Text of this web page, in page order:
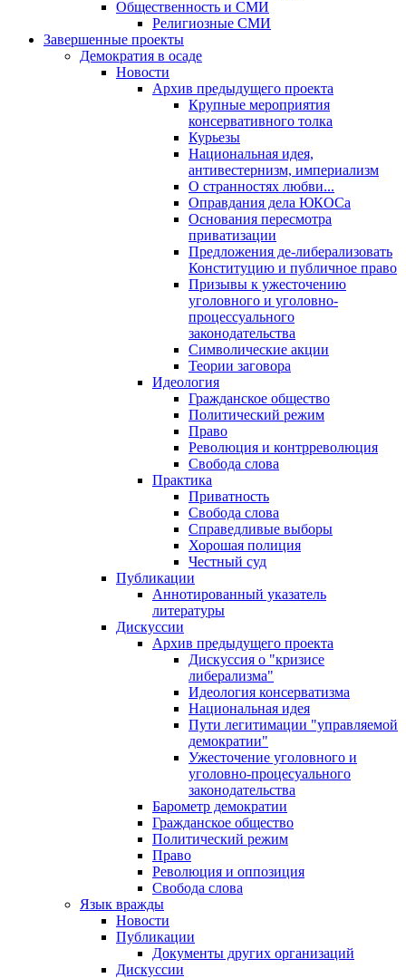
Общественность и СМИ
Религиозные СМИ
Завершенные проекты
Демократия в осаде
Новости
Архив предыдущего проекта
Крупные мероприятия
консервативного толка
Курьезы
Национальная идея,
антивестернизм, империализм
О странностях любви...
Оправдания дела ЮКОСа
Основания пересмотра
приватизации
Предложения де-либерализовать
Конституцию и публичное право
Призывы к ужесточению
уголовного и уголовно-
процессуального
законодательства
Символические акции
Теории заговора
Идеология
Гражданское общество
Политический режим
Право
Революция и контрреволюция
Свобода слова
Практика
Приватность
Свобода слова
Справедливые выборы
Хорошая полиция
Честный суд
Публикации
Аннотированный указатель
литературы
Дискуссии
Архив предыдущего проекта
Дискуссия о "кризисе
либерализма"
Идеология консерватизма
Национальная идея
Пути легитимации "управляемой
демократии"
Ужесточение уголовного и
уголовно-процесуального
законодательства
Барометр демократии
Гражданское общество
Политический режим
Право
Революция и оппозиция
Свобода слова
Язык вражды
Новости
Публикации
Документы других организаций
Дискуссии